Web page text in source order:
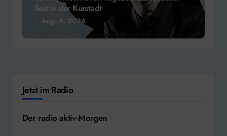
liest in der Kurstadt
Aug. 4, 2026
Jetzt im Radio
Der radio aktiv-Morgen